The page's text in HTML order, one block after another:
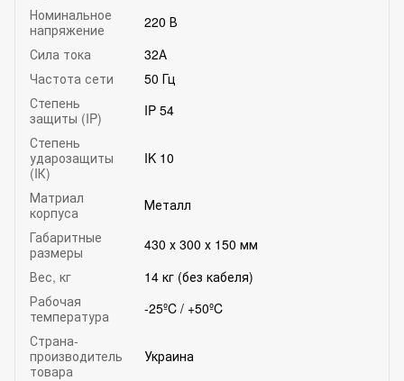
Номинальное
напряжение
220 В
Сила тока
32А
Частота сети
50 Гц
Степень
защиты (IP)
IP 54
Степень
ударозащиты
(IК)
IK 10
Матриал
корпуса
Металл
Габаритные
размеры
430 х 300 х 150 мм
Вес, кг
14 кг (без кабеля)
Рабочая
температура
-25ºC / +50ºC
Страна-
производитель
товара
Украина